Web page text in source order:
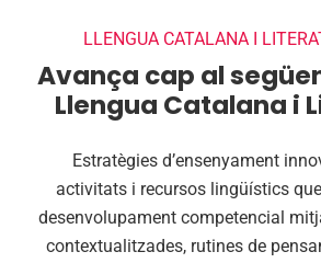
LLENGUA CATALANA I
Avança cap al
Llengua Catalana i
Estratègies d’ensenyament
activitats i recursos lingüístics
desenvolupament competencial
contextualitzades, rutines de